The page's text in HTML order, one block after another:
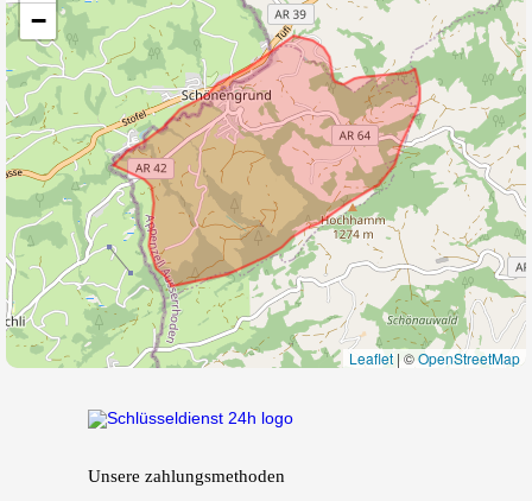
−
Leaflet | ©OpenStreetMap
Unsere zahlungsmethoden